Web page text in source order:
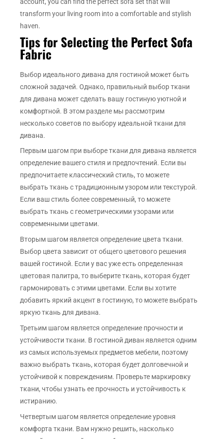
account, you can find the perfect sofa set that will
transform your living room into a comfortable and stylish
haven.
Tips for Selecting the Perfect Sofa
Fabric
Выбор идеального дивана для гостиной может быть
сложной задачей. Однако, правильный выбор ткани
для дивана может сделать вашу гостиную уютной и
комфортной. В этом разделе мы рассмотрим
несколько советов по выбору идеальной ткани для
дивана.
Первым шагом при выборе ткани для дивана является
определение вашего стиля и предпочтений. Если вы
предпочитаете классический стиль, то можете
выбрать ткань с традиционным узором или текстурой.
Если ваш стиль более современный, то можете
выбрать ткань с геометрическими узорами или
современными цветами.
Вторым шагом является определение цвета ткани.
Выбор цвета зависит от общего цветового решения
вашей гостиной. Если у вас уже есть определенная
цветовая палитра, то выберите ткань, которая будет
гармонировать с этими цветами. Если вы хотите
добавить яркий акцент в гостиную, то можете выбрать
яркую ткань для дивана.
Третьим шагом является определение прочности и
устойчивости ткани. В гостиной диван является одним
из самых используемых предметов мебели, поэтому
важно выбрать ткань, которая будет долговечной и
устойчивой к повреждениям. Проверьте маркировку
ткани, чтобы узнать ее прочность и устойчивость к
истиранию.
Четвертым шагом является определение уровня
комфорта ткани. Вам нужно решить, насколько